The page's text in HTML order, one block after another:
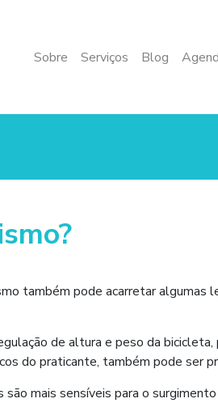
Sobre Serviços Blog
também pode acarretar algumas
de altura e peso da bicicleta,
do praticante, também pode ser
mais sensíveis para o